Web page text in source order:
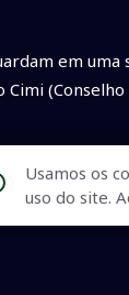
em uma
Cimi
Usamos os
uso do site.